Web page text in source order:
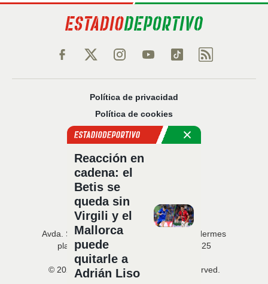
Política de privacidad
Política de cookies
Política Comercial
Configuración de privacidad
Código Ético
Avda. San Francisco Javier, 22 · Edificio Hermes
planta 5 · 41018 Sevilla · T. 954 216 525
© 2026 Estadio Deportivo. All rights reserved.
Reacción en
cadena: el
Betis se
queda sin
Virgili y el
Mallorca
puede
quitarle a
Adrián Liso